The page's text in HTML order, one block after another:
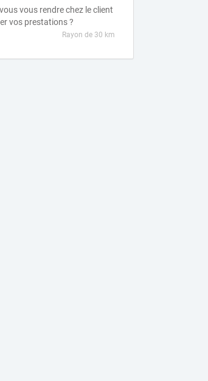
vous rendre chez le client
vos prestations ?
Rayon de 30 km